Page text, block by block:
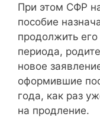
При этом СФР
пособие
продолжить его
периода,
новое
оформившие
года, как раз
на продление.